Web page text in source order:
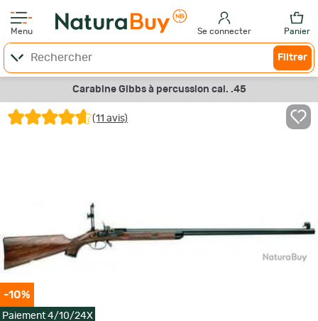
Menu Se connecter Panier
Filtrer
Carabine Gibbs à percussion cal. .45
(11 avis)
-10%
Paiement 4/10/24X